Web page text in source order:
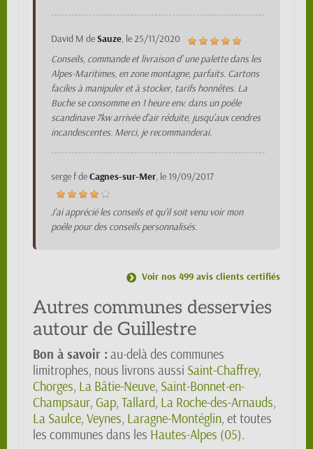
David M deSauze, le25/11/2020
Conseils, commande et livraison d' une palette dans les
Alpes-Maritimes, en zone montagne, parfaits. Cartons
faciles à manipuler et à stocker, tarifs honnêtes. La
Buche se consomme en 1 heure env. dans un poêle
scandinave 7kw arrivée d'air réduite, jusqu'aux cendres
incandescentes. Merci, je recommanderai.
serge fdeCagnes-sur-Mer, le 19/09/2017
J'ai apprécié les conseils et qu'il soit venu voir mon
poêle pour des conseils personnalisés.
Voir nos 499 avis clients certifiés
Autres communes desservies
autour de Guillestre
Bon à savoir : au-delà des communes
limitrophes, nous livrons aussi Saint-Chaffrey,
Chorges, La Bâtie-Neuve, Saint-Bonnet-en-
Champsaur, Gap, Tallard, La Roche-des-Arnauds,
La Saulce, Veynes, Laragne-Montéglin, et toutes
les communes dans les Hautes-Alpes (05).